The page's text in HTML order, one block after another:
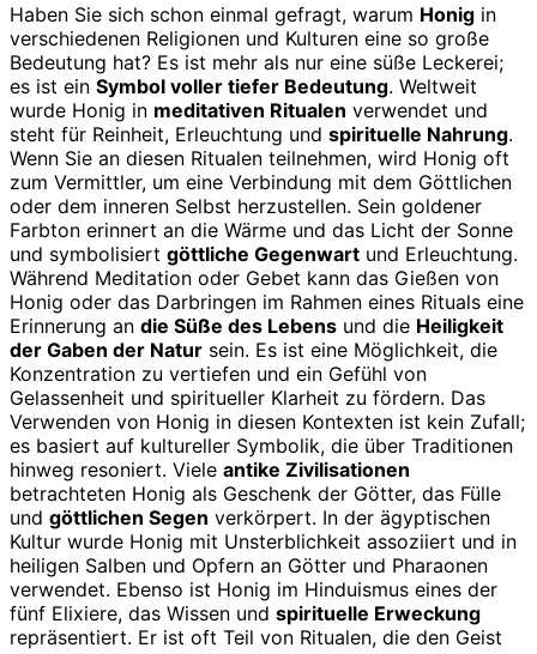
Haben Sie sich schon einmal gefragt, warum Honig in
verschiedenen Religionen und Kulturen eine so große
Bedeutung hat? Es ist mehr als nur eine süße Leckerei;
es ist ein Symbol voller tiefer Bedeutung. Weltweit
wurde Honig in meditativen Ritualen verwendet und
steht für Reinheit, Erleuchtung und spirituelle Nahrung.
Wenn Sie an diesen Ritualen teilnehmen, wird Honig oft
zum Vermittler, um eine Verbindung mit dem Göttlichen
oder dem inneren Selbst herzustellen. Sein goldener
Farbton erinnert an die Wärme und das Licht der Sonne
und symbolisiert göttliche Gegenwart und Erleuchtung.
Während Meditation oder Gebet kann das Gießen von
Honig oder das Darbringen im Rahmen eines Rituals eine
Erinnerung an die Süße des Lebens und die Heiligkeit
der Gaben der Natur sein. Es ist eine Möglichkeit, die
Konzentration zu vertiefen und ein Gefühl von
Gelassenheit und spiritueller Klarheit zu fördern. Das
Verwenden von Honig in diesen Kontexten ist kein Zufall;
es basiert auf kultureller Symbolik, die über Traditionen
hinweg resoniert. Viele antike Zivilisationen
betrachteten Honig als Geschenk der Götter, das Fülle
und göttlichen Segen verkörpert. In der ägyptischen
Kultur wurde Honig mit Unsterblichkeit assoziiert und in
heiligen Salben und Opfern an Götter und Pharaonen
verwendet. Ebenso ist Honig im Hinduismus eines der
fünf Elixiere, das Wissen und spirituelle Erweckung
repräsentiert. Er ist oft Teil von Ritualen, die den Geist